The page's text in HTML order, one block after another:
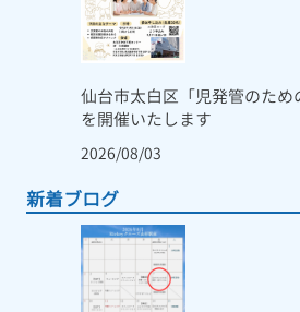
仙台市太白区「児発管のため
を開催いたします
2026/08/03
新着ブログ